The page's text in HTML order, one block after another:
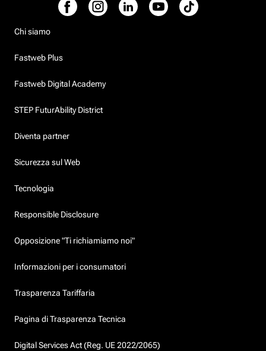
Chi siamo
Fastweb Plus
Fastweb Digital Academy
STEP FuturAbility District
Diventa partner
Sicurezza sul Web
Tecnologia
Responsible Disclosure
Opposizione "Ti richiamiamo noi"
Informazioni per i consumatori
Trasparenza Tariffaria
Pagina di Trasparenza Tecnica
Digital Services Act (Reg. UE 2022/2065)